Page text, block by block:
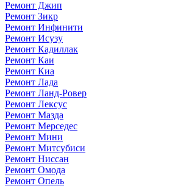
Ремонт Джип
Ремонт Зикр
Ремонт Инфинити
Ремонт Исузу
Ремонт Кадиллак
Ремонт Каи
Ремонт Киа
Ремонт Лада
Ремонт Ланд-Ровер
Ремонт Лексус
Ремонт Мазда
Ремонт Мерседес
Ремонт Мини
Ремонт Митсубиси
Ремонт Ниссан
Ремонт Омода
Ремонт Опель